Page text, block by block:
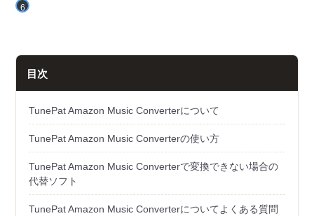
目次
TunePat Amazon Music Converterについて
TunePat Amazon Music Converterの使い方
TunePat Amazon Music Converterで変換できない場合の
代替ソフト
TunePat Amazon Music Converterについてよくある質問